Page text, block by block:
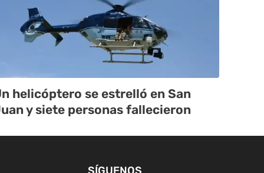
helicóptero se estrelló en San
y siete personas fallecieron